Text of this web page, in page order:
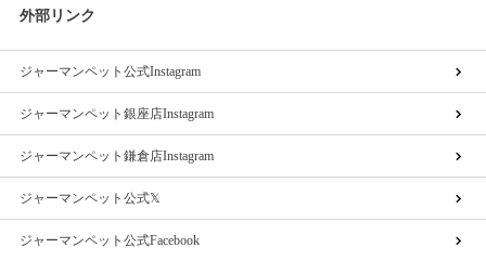
外部リンク
ジャーマンペット公式Instagram
ジャーマンペット銀座店Instagram
ジャーマンペット鎌倉店Instagram
ジャーマンペット公式𝕏
ジャーマンペット公式Facebook